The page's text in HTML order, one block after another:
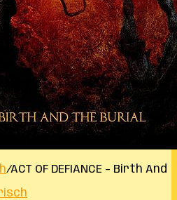
/ACT OF DEFIANCE – Birth And